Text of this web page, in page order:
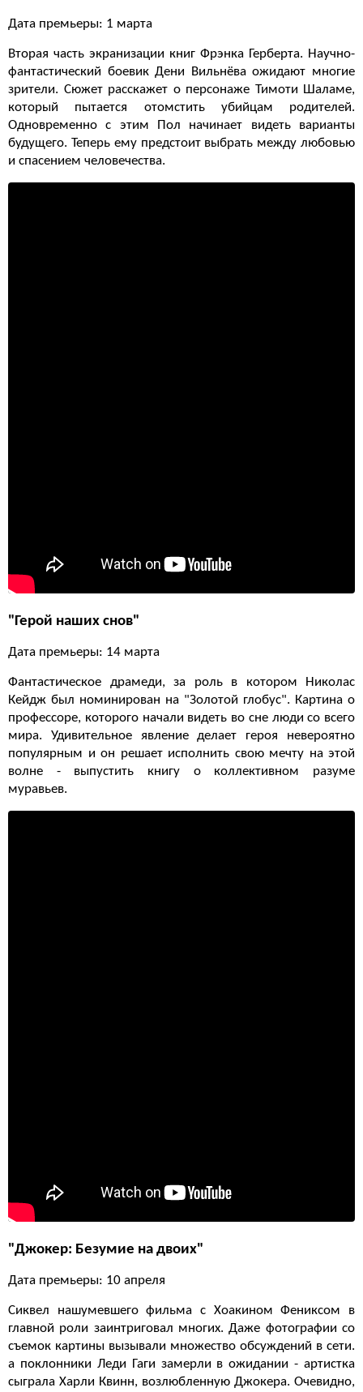
Дата премьеры: 1 марта
Вторая часть экранизации книг Фрэнка Герберта. Научно-
фантастический боевик Дени Вильнёва ожидают многие
зрители. Сюжет расскажет о персонаже Тимоти Шаламе,
который пытается отомстить убийцам родителей.
Одновременно с этим Пол начинает видеть варианты
будущего. Теперь ему предстоит выбрать между любовью
и спасением человечества.
"Герой наших снов"
Дата премьеры: 14 марта
Фантастическое драмеди, за роль в котором Николас
Кейдж был номинирован на "Золотой глобус". Картина о
профессоре, которого начали видеть во сне люди со всего
мира. Удивительное явление делает героя невероятно
популярным и он решает исполнить свою мечту на этой
волне - выпустить книгу о коллективном разуме
муравьев.
"Джокер: Безумие на двоих"
Дата премьеры: 10 апреля
Сиквел нашумевшего фильма с Хоакином Фениксом в
главной роли заинтриговал многих. Даже фотографии со
съемок картины вызывали множество обсуждений в сети.
а поклонники Леди Гаги замерли в ожидании - артистка
сыграла Харли Квинн, возлюбленную Джокера. Очевидно,